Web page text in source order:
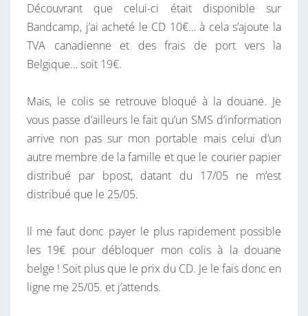
Découvrant que celui-ci était disponible sur
Bandcamp, j’ai acheté le CD 10€… à cela s’ajoute la
TVA canadienne et des frais de port vers la
Belgique… soit 19€.
Mais, le colis se retrouve bloqué à la douane. Je
vous passe d’ailleurs le fait qu’un SMS d’information
arrive non pas sur mon portable mais celui d’un
autre membre de la famille et que le courier papier
distribué par bpost, datant du 17/05 ne m’est
distribué que le 25/05.
Il me faut donc payer le plus rapidement possible
les 19€ pour débloquer mon colis à la douane
belge ! Soit plus que le prix du CD. Je le fais donc en
ligne me 25/05. et j’attends.